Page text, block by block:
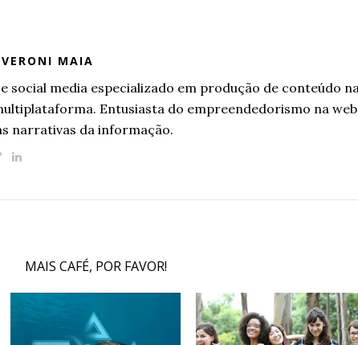
MAIA
social media especializado em produção de conteúdo
Entusiasta do empreendedorismo na web
narrativas da informação.
MAIS CAFÉ, POR FAVOR!